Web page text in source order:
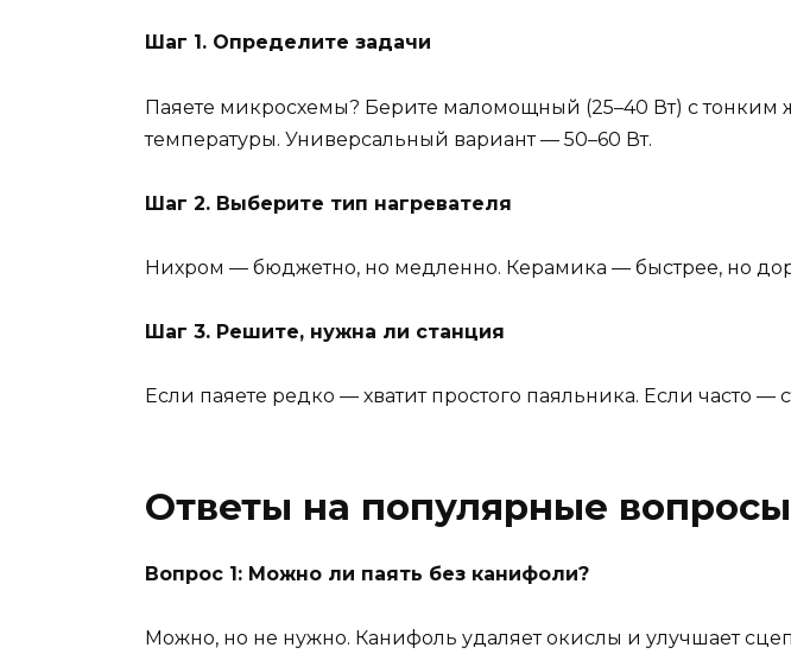
Шаг 1. Определите задачи
Паяете микросхемы? Берите маломощный (25–40 Вт) с тонким
температуры. Универсальный вариант — 50–60 Вт.
Шаг 2. Выберите тип нагревателя
Нихром — бюджетно, но медленно. Керамика — быстрее, но
Шаг 3. Решите, нужна ли станция
Если паяете редко — хватит простого паяльника. Если часто
Ответы на популярные вопросы
Вопрос 1: Можно ли паять без канифоли?
Можно, но не нужно. Канифоль удаляет окислы и улучшает